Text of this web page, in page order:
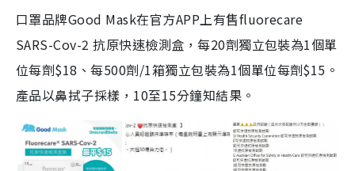
口罩品牌Good Mask在官方APP上有售fluorecare
SARS-Cov-2 抗原快速檢測盒，每20劑獨立包裝為1個單
位每劑$18、每500劑/1箱獨立包裝為1個單位每劑$15。
產品以鼻拭子採樣，10至15分鐘知結果。